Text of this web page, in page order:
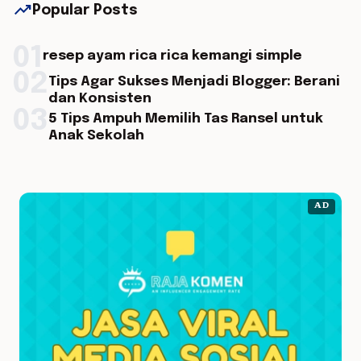
trending_up Popular Posts
resep ayam rica rica kemangi simple
Tips Agar Sukses Menjadi Blogger: Berani
dan Konsisten
5 Tips Ampuh Memilih Tas Ransel untuk
Anak Sekolah
AD